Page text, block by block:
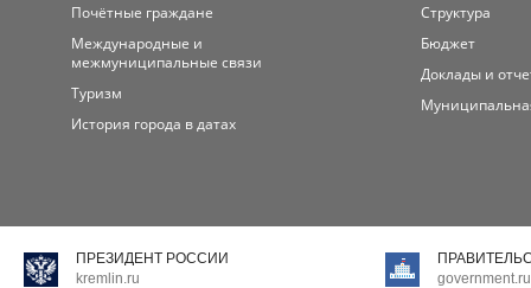
Почётные граждане
Международные и
межмуниципальные связи
Туризм
История города в датах
Структура
Бюджет
Доклады и
ПРЕЗИДЕНТ РОССИИ
kremlin.ru
government.ru